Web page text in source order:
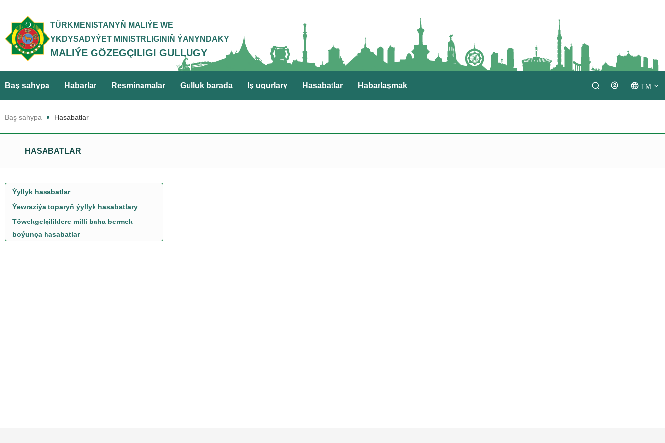
TÜRKMENISTANYŇ MALIÝE WE
YKDYSADYÝET MINISTRLIGINIŇ ÝANYNDAKY
MALIÝE GÖZEGÇILIGI GULLUGY
Baş sahypa Habarlar Resminamalar Gulluk barada Iş ugurlary Hasabatlar Habarlaşmak
Login
TM
Baş sahypa Hasabatlar
HASABATLAR
Ýyllyk hasabatlar
Ýewraziýa toparyň ýyllyk hasabatlary
Töwekgelçiliklere milli baha bermek
boýunça hasabatlar